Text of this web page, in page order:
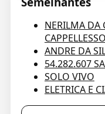
NERILMA DA
ANDRE DA
54.282.607
SOLO VIVO
ELETRICA E